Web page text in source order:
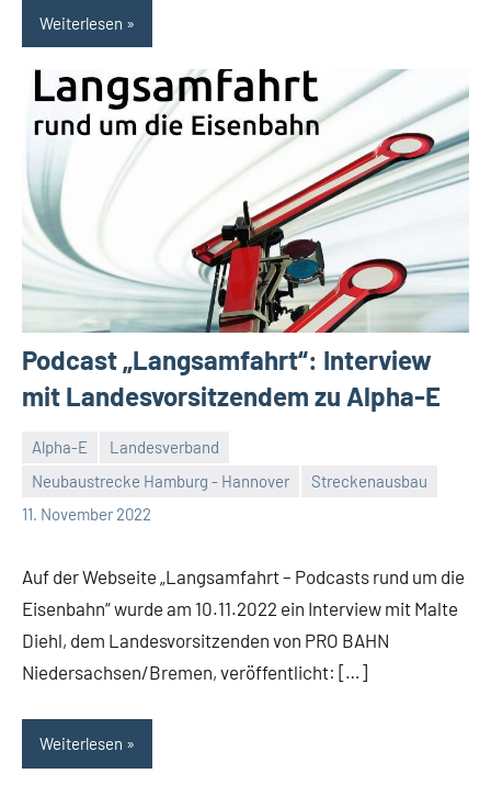
Weiterlesen
Podcast „Langsamfahrt“: Interview
mit Landesvorsitzendem zu Alpha-E
Alpha-E
Landesverband
Neubaustrecke Hamburg - Hannover
Streckenausbau
11. November 2022
Malte
Diehl
Keine
Kommentare
Auf der Webseite „Langsamfahrt – Podcasts rund um die
Eisenbahn“ wurde am 10.11.2022 ein Interview mit Malte
Diehl, dem Landesvorsitzenden von PRO BAHN
Niedersachsen/Bremen, veröffentlicht: […]
Weiterlesen